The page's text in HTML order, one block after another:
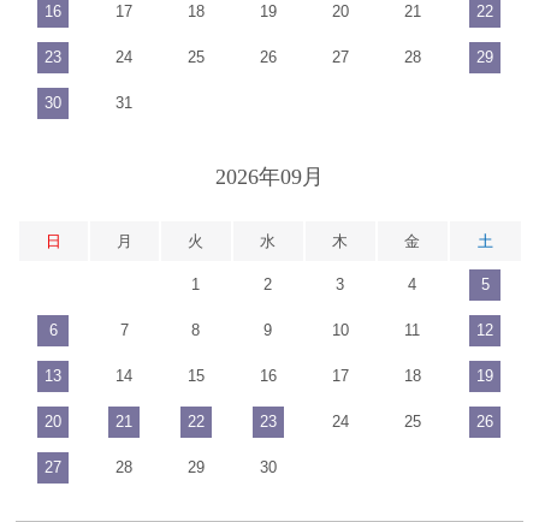
16 17 18 19 20 21 22
23 24 25 26 27 28 29
30 31
2026年09月
日 月 火 水 木 金 土
1 2 3 4 5
6 7 8 9 10 11 12
13 14 15 16 17 18 19
20 21 22 23 24 25 26
27 28 29 30